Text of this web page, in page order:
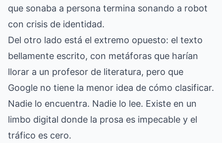
que sonaba a persona termina sonando a robot
con crisis de identidad.
Del otro lado está el extremo opuesto: el texto
bellamente escrito, con metáforas que harían
llorar a un profesor de literatura, pero que
Google no tiene la menor idea de cómo clasificar.
Nadie lo encuentra. Nadie lo lee. Existe en un
limbo digital donde la prosa es impecable y el
tráfico es cero.